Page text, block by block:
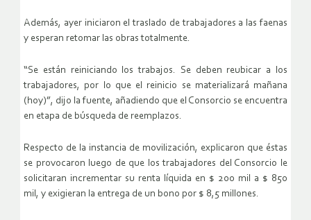
Además, ayer iniciaron el traslado de trabajadores a las faenas
y esperan retomar las obras totalmente.
“Se están reiniciando los trabajos. Se deben reubicar a los
trabajadores, por lo que el reinicio se materializará mañana
(hoy)”, dijo la fuente, añadiendo que el Consorcio se encuentra
en etapa de búsqueda de reemplazos.
Respecto de la instancia de movilización, explicaron que éstas
se provocaron luego de que los trabajadores del Consorcio le
solicitaran incrementar su renta líquida en $ 200 mil a $ 850
mil, y exigieran la entrega de un bono por $ 8,5 millones.